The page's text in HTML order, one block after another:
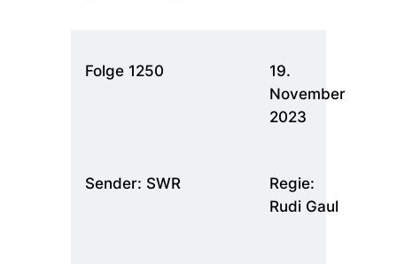
Folge 1250
19.
November
2023
Sender: SWR
Regie:
Rudi Gaul